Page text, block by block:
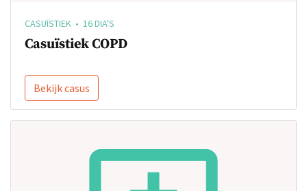
CASUÏSTIEK • 16 DIA'S
Casuïstiek COPD
Bekijk casus